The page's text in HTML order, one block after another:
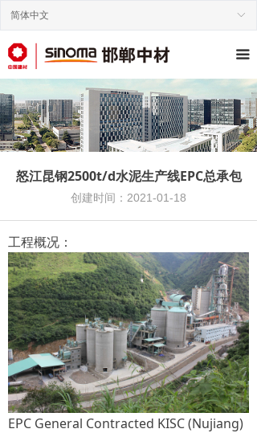
끀
ꀅ
简体中文
怒江昆钢2500t/d水泥生产线EPC总承包
创建时间： 2021-01-18
工程概况：
EPC General Contracted KISC (Nujiang)